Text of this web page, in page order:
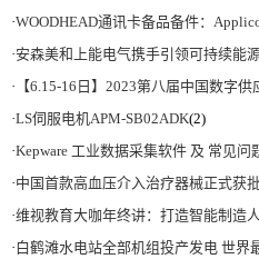
·WOODHEAD通讯卡备品备件：Applicom
·安森美和上能电气携手引领可持续能源应用的发展 两家公司合作开
· 【6.15-16日】2023第八届中国数字
·LS伺服电机APM-SB02ADK(2)
·Kepware 工业数据采集软件 及 常见问
·中国首款高血压介入治疗器械正式获
·维视教育大咖年终讲：打造智能制造
·白鹤滩水电站全部机组投产发电 世界最大清洁能源走廊全面建成|将为建